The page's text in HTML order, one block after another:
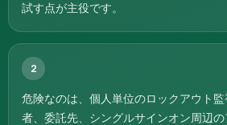
試す点が主役です。
2
危険なのは、個人単位のロックアウト
者、委託先、シングルサインオン周辺